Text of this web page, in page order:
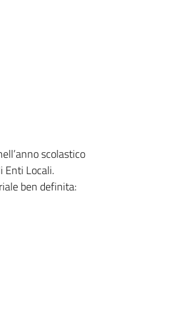
scolastico
Enti Locali.
ben definita: